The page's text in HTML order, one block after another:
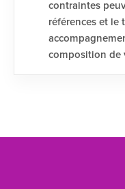
contraintes
références et le
composition de